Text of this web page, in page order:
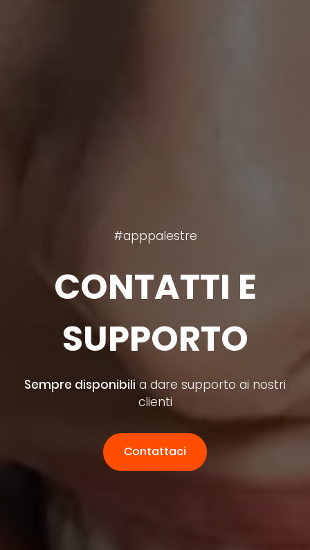
#apppalestre
CONTATTI E
SUPPORTO
Sempre disponibili a dare supporto ai nostri
clienti
Contattaci